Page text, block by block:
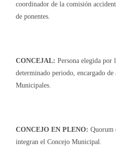
coordinador de la comisión
de ponentes.
CONCEJAL: Persona elegida por
determinado periodo, encargado de
Municipales.
CONCEJO EN PLENO: Quorum
integran el Concejo Municipal.